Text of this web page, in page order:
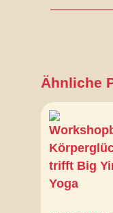
Ähnliche